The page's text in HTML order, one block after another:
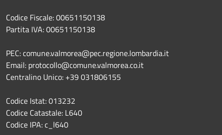
Codice Fiscale: 00651150138
Partita IVA: 00651150138
PEC: comune.valmorea@pec.regione.lombardia.it
Email: protocollo@comune.valmorea.co.it
Centralino Unico: +39 031806155
Codice Istat: 013232
Codice Catastale: L640
Codice IPA: c_l640